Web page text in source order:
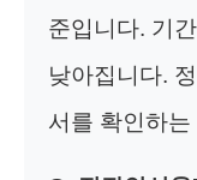
준입니다. 기
낮아집니다.
서를 확인하